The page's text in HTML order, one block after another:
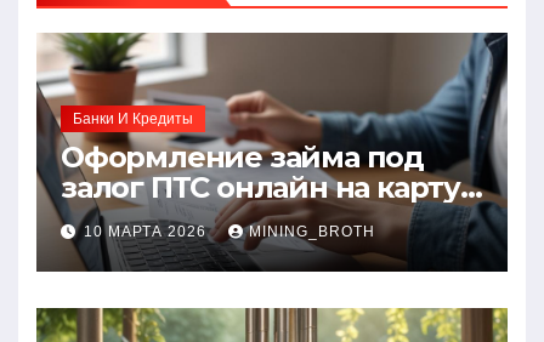
Банки И Кредиты
Оформление займа под
залог ПТС онлайн на карту
без визита в офис: порядок,
требования и документы
10 МАРТА 2026 MINING_BROTH